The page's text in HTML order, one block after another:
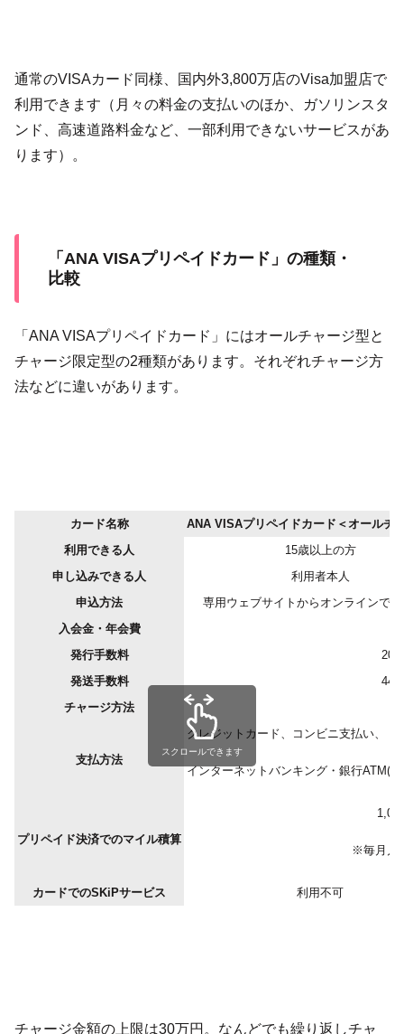
通常のVISAカード同様、国内外3,800万店のVisa加盟店で
利用できます（月々の料金の支払いのほか、ガソリンスタ
ンド、高速道路料金など、一部利用できないサービスがあ
ります）。
「ANA VISAプリペイドカード」の種類・
比較
「ANA VISAプリペイドカード」にはオールチャージ型と
チャージ限定型の2種類があります。それぞれチャージ方
法などに違いがあります。
カード名称
ANA VISAプリペイドカード＜オールチ
利用できる人
15歳以上の方
申し込みできる人
利用者本人
申込方法
専用ウェブサイトからオンラインで
入会金・年会費
発行手数料
発送手数料
チャージ方法
支払方法
クレジットカード、コンビニ支払い、
インターネットバンキング・銀行ATM(
プリペイド決済でのマイル積算
※毎月月
カードでのSKiPサービス 利用不可
スクロールできます
チャージ金額の上限は30万円。なんどでも繰り返しチャ